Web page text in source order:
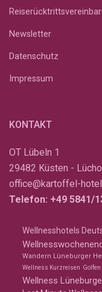
Newsletter
Datenschutz
Impressum
KONTAKT
OT Lübeln 1
29482 Küsten -
office@kartoffel-
Telefon: +49 5841/
Wellnesshotels
Wandern Lüneburger
Wellness Kurzreisen
Wellness